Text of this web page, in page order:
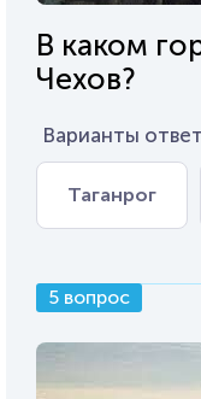
В каком
Чехов?
Варианты
Таганрог
5 вопрос